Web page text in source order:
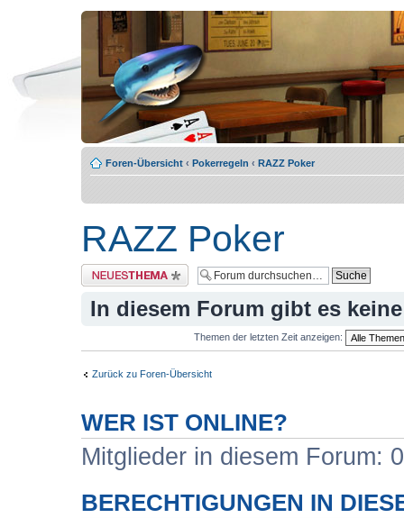
Foren-Übersicht ‹ Pokerregeln ‹ RAZZ Poker
RAZZ Poker
Neues Thema erstellen
In diesem Forum gibt es
Themen der letzten Zeit anzeigen:
Zurück zu Foren-Übersicht
WER IST ONLINE?
Mitglieder in diesem Forum:
BERECHTIGUNGEN IN